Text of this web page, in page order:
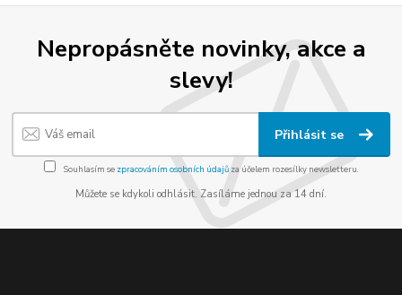
Nepropásněte novinky, akce a
slevy!
Přihlásit se
Souhlasím se zpracováním osobních údajůza účelem rozesílky newsletteru.
Můžete se kdykoli odhlásit. Zasíláme jednou za 14 dní.